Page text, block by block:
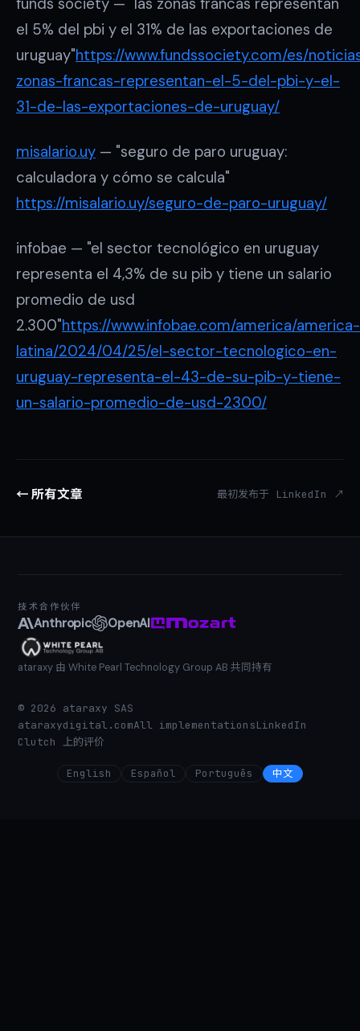
funds society — "las zonas francas representan
el 5% del pbi y el 31% de las exportaciones de
uruguay"https://www.fundssociety.com/es/
zonas-francas-representan-el-5-del-pbi-y-el-
31-de-las-exportaciones-de-uruguay/
misalario.uy — "seguro de paro uruguay:
calculadora y cómo se calcula"
https://misalario.uy/seguro-de-paro-uruguay/
infobae — "el sector tecnológico en uruguay
representa el 4,3% de su pib y tiene un salario
promedio de usd
2.300"https://www.infobae.com/america/america-
latina/2024/04/25/el-sector-tecnologico-en-
uruguay-representa-el-43-de-su-pib-y-tiene-
un-salario-promedio-de-usd-2300/
← 所有文章 最初发布于 LinkedIn ↗
技术合作伙伴
Anthropic OpenAI
ataraxy 由 White Pearl Technology Group AB 共同持有
© 2026 ataraxy SAS
ataraxydigital.comAll implementationsLinkedIn
Clutch 上的评价
English Español Português 中文